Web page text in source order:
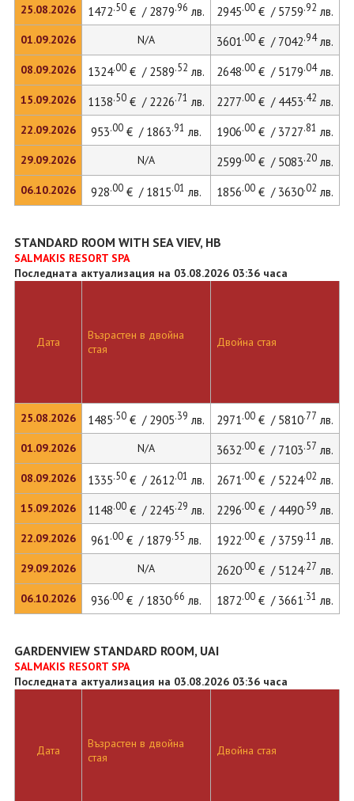
25.08.2026
01.09.2026
08.09.2026
15.09.2026
22.09.2026
29.09.2026
06.10.2026
1472.50€ / 2879.96 лв. 2945.00€ / 5759.92 лв.
N/A 3601.00€ / 7042.94лв.
1324.00€ / 2589.52 лв. 2648.00€ / 5179.04лв.
1138.50€ / 2226.71 лв. 2277.00€ / 4453.42 лв.
953.00€ / 1863.91 лв. 1906.00€ / 3727.81 лв.
N/A 2599.00€ / 5083.20лв.
928.00€ / 1815.01 лв. 1856.00€ / 3630.02 лв.
STANDARD ROOM WITH SEA VIEV, HB
SALMAKIS RESORT SPA
Последната актуализация на 03.08.2026 03:36 часа
Дата
25.08.2026
01.09.2026
08.09.2026
15.09.2026
22.09.2026
29.09.2026
06.10.2026
Възрастен в двойна
стая
Двойна стая
1485.50€ / 2905.39 лв. 2971.00€ / 5810.77 лв.
N/A 3632.00€ / 7103.57 лв.
1335.50€ / 2612.01 лв. 2671.00€ / 5224.02 лв.
1148.00€ / 2245.29 лв. 2296.00€ / 4490.59 лв.
961.00€ / 1879.55 лв. 1922.00€ / 3759.11 лв.
N/A 2620.00€ / 5124.27 лв.
936.00€ / 1830.66 лв. 1872.00€ / 3661.31 лв.
GARDENVIEW STANDARD ROOM, UAI
SALMAKIS RESORT SPA
Последната актуализация на 03.08.2026 03:36 часа
Дата
Възрастен в двойна
стая
Двойна стая